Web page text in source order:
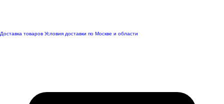
Доставка товаров Условия доставки по Москве и области